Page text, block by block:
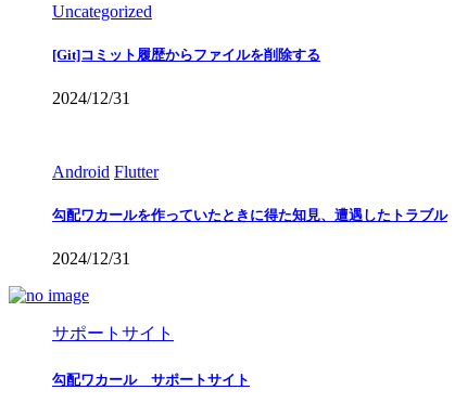
Uncategorized
[Git]コミット履歴からファイルを削除する
2024/12/31
Android Flutter
勾配ワカールを作っていたときに得た知見、遭遇したトラブル
2024/12/31
サポートサイト
勾配ワカール サポートサイト